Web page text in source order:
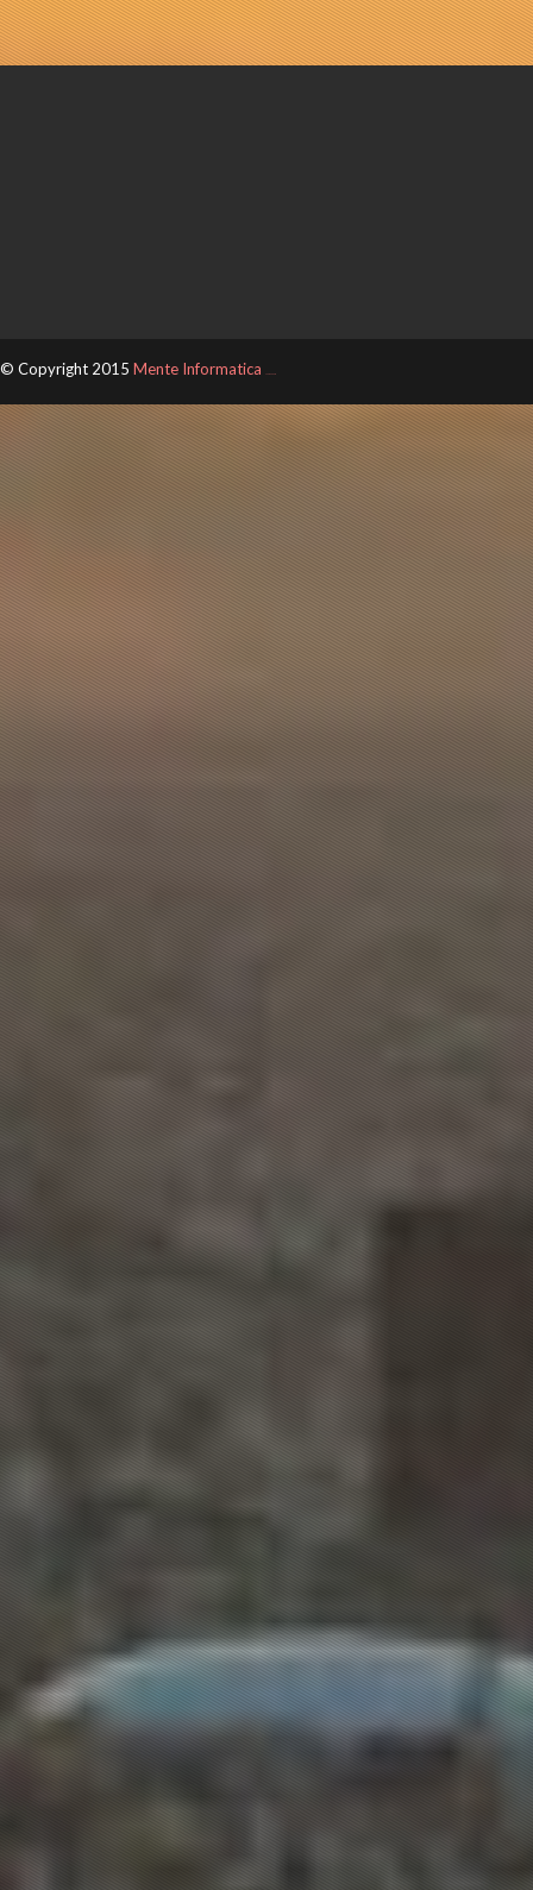
© Copyright 2015 Mente Informatica